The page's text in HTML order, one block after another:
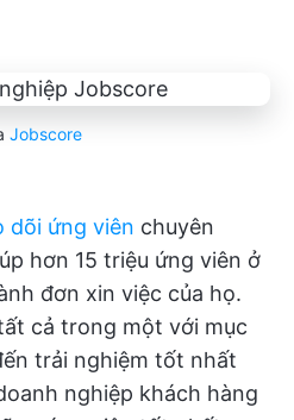
Jobscore
dõi ứng viên chuyên
hơn 15 triệu ứng viên ở
đơn xin việc của họ.
cả trong một với mục
trải nghiệm tốt nhất
nghiệp khách hàng